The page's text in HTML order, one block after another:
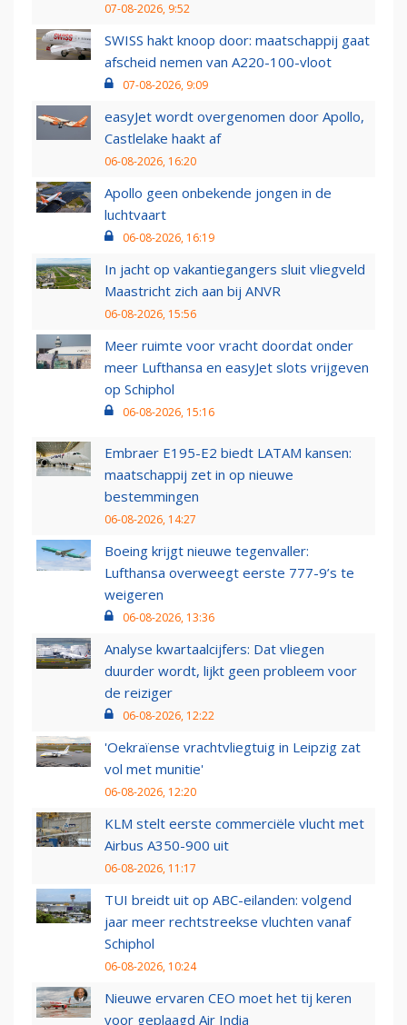
07-08-2026, 9:52
SWISS hakt knoop door: maatschappij gaat
afscheid nemen van A220-100-vloot
07-08-2026, 9:09
easyJet wordt overgenomen door Apollo,
Castlelake haakt af
06-08-2026, 16:20
Apollo geen onbekende jongen in de
luchtvaart
06-08-2026, 16:19
In jacht op vakantiegangers sluit vliegveld
Maastricht zich aan bij ANVR
06-08-2026, 15:56
Meer ruimte voor vracht doordat onder
meer Lufthansa en easyJet slots vrijgeven
op Schiphol
06-08-2026, 15:16
Embraer E195-E2 biedt LATAM kansen:
maatschappij zet in op nieuwe
bestemmingen
06-08-2026, 14:27
Boeing krijgt nieuwe tegenvaller:
Lufthansa overweegt eerste 777-9’s te
weigeren
06-08-2026, 13:36
Analyse kwartaalcijfers: Dat vliegen
duurder wordt, lijkt geen probleem voor
de reiziger
06-08-2026, 12:22
'Oekraïense vrachtvliegtuig in Leipzig zat
vol met munitie'
06-08-2026, 12:20
KLM stelt eerste commerciële vlucht met
Airbus A350-900 uit
06-08-2026, 11:17
TUI breidt uit op ABC-eilanden: volgend
jaar meer rechtstreekse vluchten vanaf
Schiphol
06-08-2026, 10:24
Nieuwe ervaren CEO moet het tij keren
voor geplaagd Air India